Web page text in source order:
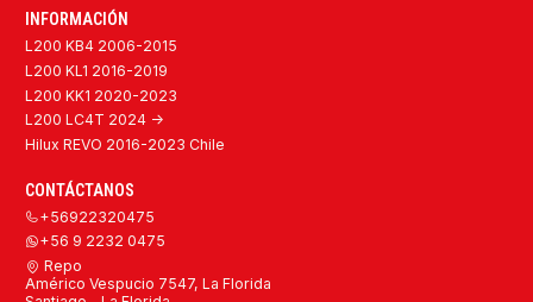
INFORMACIÓN
L200 KB4 2006-2015
L200 KL1 2016-2019
L200 KK1 2020-2023
L200 LC4T 2024 ->
Hilux REVO 2016-2023 Chile
CONTÁCTANOS
+56922320475
+56 9 2232 0475
Repo
Américo Vespucio 7547, La Florida